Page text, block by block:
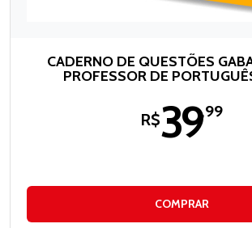
CADERNO DE QUESTÕES
PROFESSOR DE
R$39,99
COMPRAR